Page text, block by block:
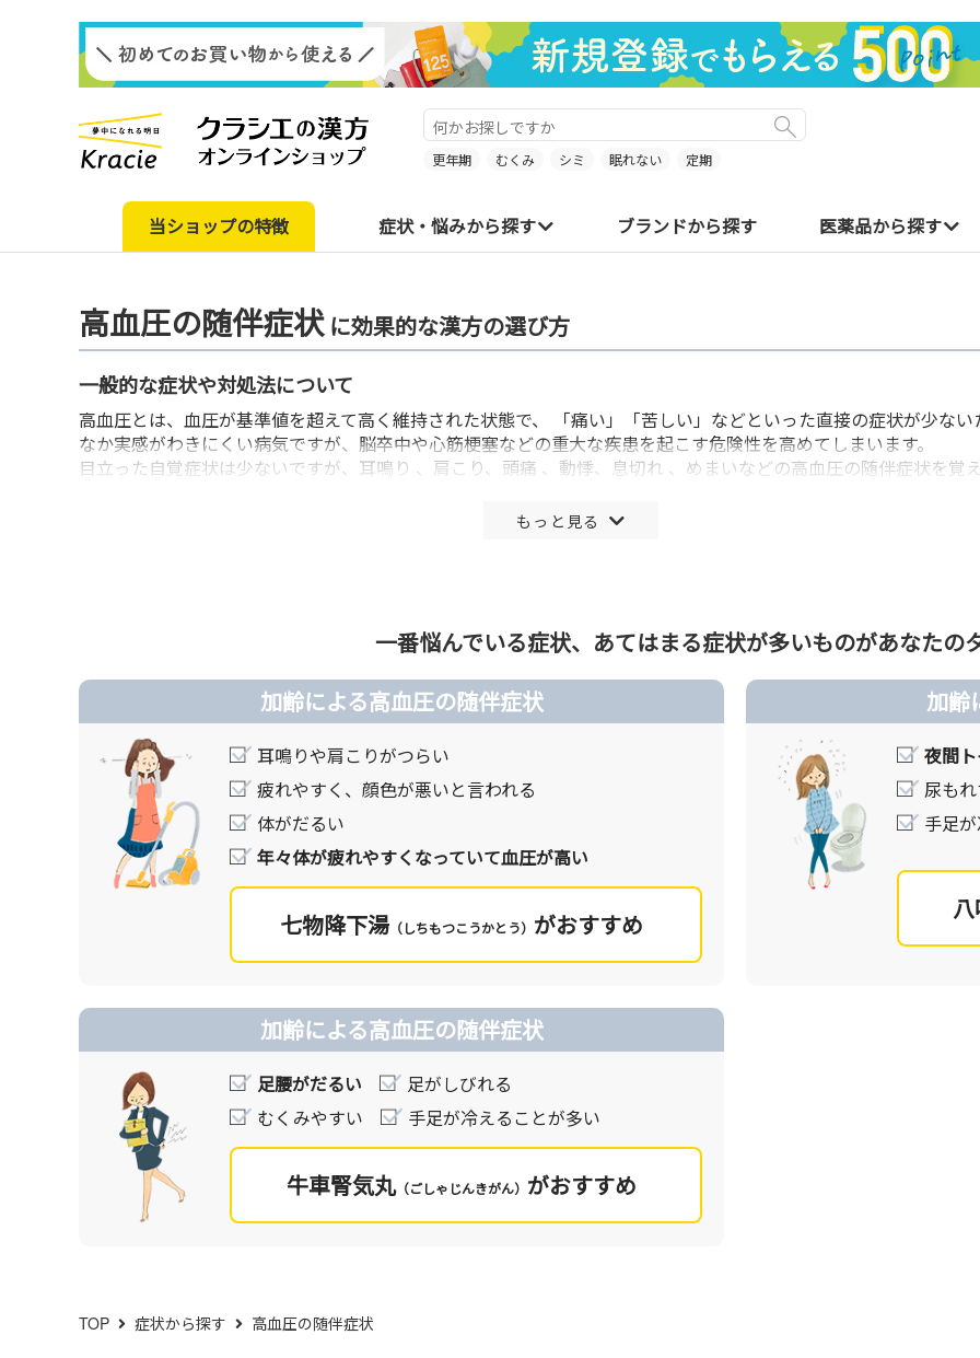
更年期 むくみ シミ 眠れない 定期
当ショップの特徴 症状・悩みから探す ブランドから探す 医薬品から探す
高血圧の随伴症状 に効果的な漢方の選び方
一般的な症状や対処法について
高血圧とは、血圧が基準値を超えて高く維持された状態で、 「痛い」「苦しい」などといった直接の症状が少ない
なか実感がわきにくい病気ですが、脳卒中や心筋梗塞などの重大な疾患を起こす危険性を高めてしまいます。
目立った自覚症状は少ないですが、耳鳴り 、肩こり、頭痛 、動悸、息切れ 、めまいなどの高血圧の随伴症状を覚
漢方では、高血圧、それに伴う随伴症状の原因は、「ストレス」「加齢」「飲食不節」による「気」「血」「
ンバランスが原因と考えます。
漢方薬は、血圧そのものを下げるのではなく、からだ全体のバランスを整え血圧を正常に保つことで随伴症状に
あります。
さまざまな症状などいくつかの側面からタイプを判断します。あなたの高血圧の随伴症状のタイプをチェックし
しょう。
よりチェックの多いほうがあなたにおすすめの処方です。チェックが同じ数の場合は、一番気になる症状がある
選んでください。
一番悩んでいる症状、あてはまる症状が多いものがあなたの
加齢による高血圧の随伴症状
耳鳴りや肩こりがつらい
疲れやすく、顔色が悪いと言われる
体がだるい
年々体が疲れやすくなっていて血圧が高い
七物降下湯（しちもつこうかとう） がおすすめ
加齢
夜間
尿も
手足
加齢による高血圧の随伴症状
足腰がだるい
足がしびれる
むくみやすい
手足が冷えることが多い
牛車腎気丸（ごしゃじんきがん） がおすすめ
TOP 症状から探す 高血圧の随伴症状